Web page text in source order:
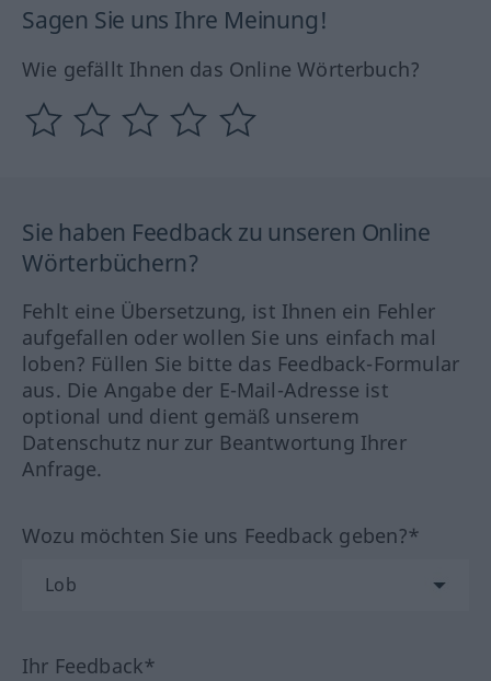
Sagen Sie uns Ihre Meinung!
Wie gefällt Ihnen das Online Wörterbuch?
Sie haben Feedback zu unseren Online
Wörterbüchern?
Fehlt eine Übersetzung, ist Ihnen ein Fehler
aufgefallen oder wollen Sie uns einfach mal
loben? Füllen Sie bitte das Feedback-Formular
aus. Die Angabe der E-Mail-Adresse ist
optional und dient gemäß unserem
Datenschutz nur zur Beantwortung Ihrer
Anfrage.
Wozu möchten Sie uns Feedback geben?*
Ihr Feedback*